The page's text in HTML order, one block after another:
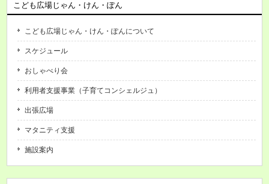
こども広場じゃん・けん・ぽん
こども広場じゃん・けん・ぽんについて
スケジュール
おしゃべり会
利用者支援事業（子育てコンシェルジュ）
出張広場
マタニティ支援
施設案内